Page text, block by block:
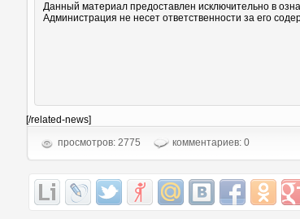
Данный материал предоставлен исключительно в
Администрация не несет ответственности за его
[/related-news]
просмотров: 2775
комментариев: 0